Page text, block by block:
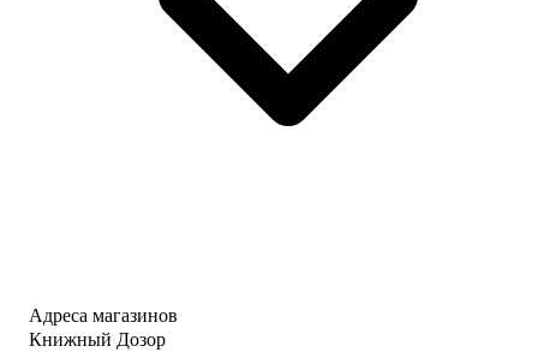
Адреса магазинов
Книжный Дозор